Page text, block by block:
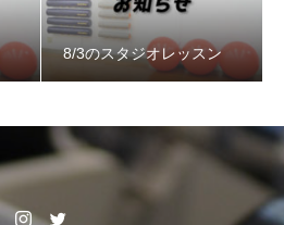
8/3のスタジオレッスン